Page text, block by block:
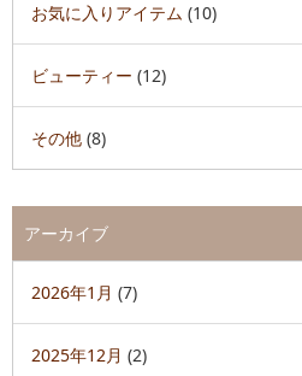
お気に入りアイテム (10)
ビューティー (12)
その他 (8)
アーカイブ
2026年1月 (7)
2025年12月 (2)